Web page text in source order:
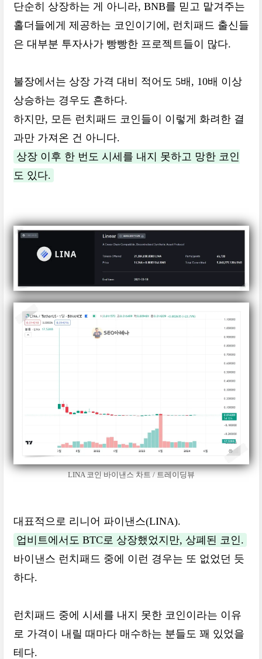
단순히 상장하는 게 아니라, BNB를 믿고 맡겨주는
홀더들에게 제공하는 코인이기에, 런치패드 출신들
은 대부분 투자사가 빵빵한 프로젝트들이 많다.
불장에서는 상장 가격 대비 적어도 5배, 10배 이상
상승하는 경우도 흔하다.
하지만, 모든 런치패드 코인들이 이렇게 화려한 결
과만 가져온 건 아니다.
상장 이후 한 번도 시세를 내지 못하고 망한 코인
도 있다.
LINA 코인 바이낸스 차트 / 트레이딩뷰
대표적으로 리니어 파이낸스(LINA).
업비트에서도 BTC로 상장했었지만, 상폐된 코인.
바이낸스 런치패드 중에 이런 경우는 또 없었던 듯
하다.
런치패드 중에 시세를 내지 못한 코인이라는 이유
로 가격이 내릴 때마다 매수하는 분들도 꽤 있었을
테다.